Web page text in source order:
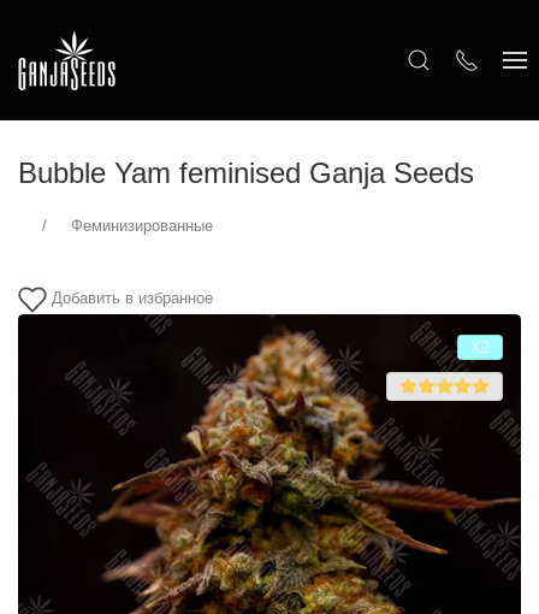
Bubble Yam feminised Ganja Seeds
Феминизированные
Добавить в избранное
Х2